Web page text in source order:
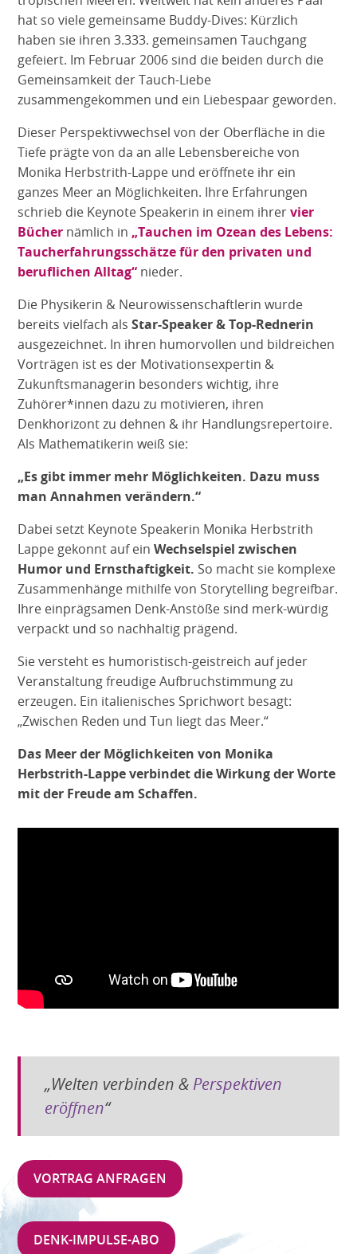
hat so viele gemeinsame Buddy-Dives: Kürzlich
haben sie ihren 3.333. gemeinsamen Tauchgang
gefeiert. Im Februar 2006 sind die beiden durch die
Gemeinsamkeit der Tauch-Liebe
zusammengekommen und ein Liebespaar geworden.
Dieser Perspektivwechsel von der Oberfläche in die
Tiefe prägte von da an alle Lebensbereiche von
Monika Herbstrith-Lappe und eröffnete ihr ein
ganzes Meer an Möglichkeiten. Ihre Erfahrungen
schrieb die Keynote Speakerin in einem ihrervier
Bücher nämlich in „Tauchen im Ozean des Lebens:
Taucherfahrungsschätze für den privaten und
beruflichen Alltag“ nieder.
Die Physikerin & Neurowissenschaftlerin wurde
bereits vielfach alsStar-Speaker & Top-Rednerin
ausgezeichnet. In ihren humorvollen und bildreichen
Vorträgen ist es der Motivationsexpertin &
Zukunftsmanagerin besonders wichtig, ihre
Zuhörer*innen dazu zu motivieren, ihren
Denkhorizont zu dehnen & ihr Handlungsrepertoire.
Als Mathematikerin weiß sie:
„Es gibt immer mehr Möglichkeiten. Dazu muss
man Annahmen verändern.“
Dabei setzt Keynote Speakerin Monika Herbstrith
Lappe gekonnt auf einWechselspiel zwischen
Humor und Ernsthaftigkeit. So macht sie komplexe
Zusammenhänge mithilfe von Storytelling begreifbar.
Ihre einprägsamen Denk-Anstöße sind merk-würdig
verpackt und so nachhaltig prägend.
Sie versteht es humoristisch-geistreich auf jeder
Veranstaltung freudige Aufbruchstimmung zu
erzeugen. Ein italienisches Sprichwort besagt:
„Zwischen Reden und Tun liegt das Meer.“
Das Meer der Möglichkeiten von Monika
Herbstrith-Lappe verbindet die Wirkung der Worte
mit der Freude am Schaffen.
„Welten verbinden & Perspektiven
eröffnen“
VORTRAG ANFRAGEN
DENK-IMPULSE-ABO